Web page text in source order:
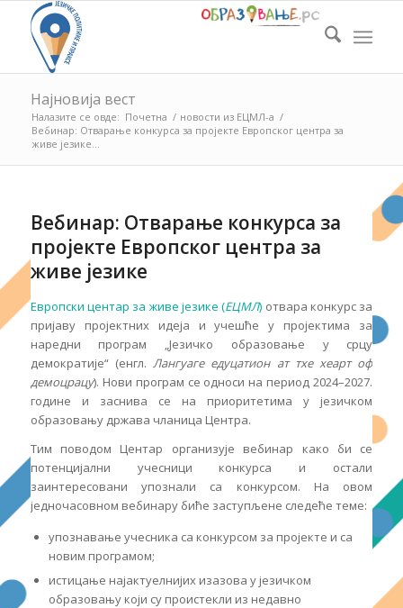
Најновија вест
Налазите се овде: Почетна / новости из ЕЦМЛ-а /
Вебинар: Отварање конкурса за пројекте Европског центра за
живе језике...
Вебинар: Отварање конкурса за
пројекте Европског центра за
живе језике
Европски центар за живе језике (ЕЦМЛ) отвара конкурс за
пријаву пројектних идеја и учешће у пројектима за
наредни програм „Језичко образовање у срцу
демократије“ (енгл.Лангуаге едуцатион ат тхе хеарт оф
демоцрацy). Нови програм се односи на период 2024–2027.
године и заснива се на приоритетима у језичком
образовању држава чланица Центра.
Тим поводом Центар организује вебинар како би се
потенцијални учесници конкурса и остали
заинтересовани упознали са конкурсом. На овом
једночасовном вебинару биће заступљене следеће теме:
упознавање учесника са конкурсом за пројекте и са
новим програмом;
истицање најактуелнијих изазова у језичком
образовању који су проистекли из недавно